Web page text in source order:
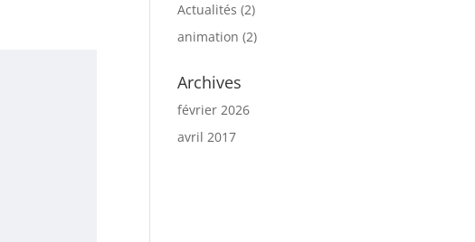
Actualités (2)
animation (2)
Archives
février 2026
avril 2017